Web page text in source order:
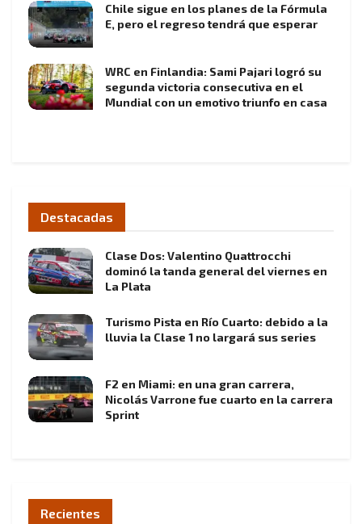
Chile sigue en los planes de la Fórmula
E, pero el regreso tendrá que esperar
WRC en Finlandia: Sami Pajari logró su
segunda victoria consecutiva en el
Mundial con un emotivo triunfo en casa
Destacadas
Clase Dos: Valentino Quattrocchi
dominó la tanda general del viernes en
La Plata
Turismo Pista en Río Cuarto: debido a la
lluvia la Clase 1 no largará sus series
F2 en Miami: en una gran carrera,
Nicolás Varrone fue cuarto en la carrera
Sprint
Recientes